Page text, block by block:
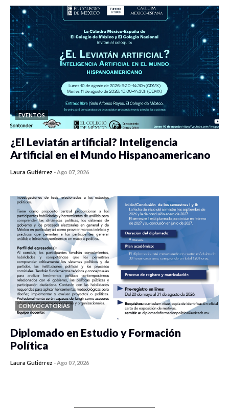
EVENTOS
¿El Leviatán artificial? Inteligencia
Artificial en el Mundo Hispanoamericano
Laura Gutiérrez -Ago 07, 2026
CONVOCATORIAS
Diplomado en Estudio y Formación
Política
Laura Gutiérrez -Ago 07, 2026